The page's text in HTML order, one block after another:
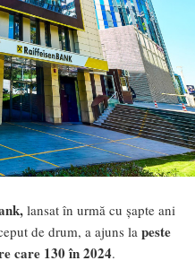
lansat în urmă cu șapte ani
de drum, a ajuns la peste
care 130 în 2024.